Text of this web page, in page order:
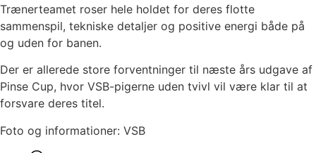
Trænerteamet roser hele holdet for deres flotte
sammenspil, tekniske detaljer og positive energi både på
og uden for banen.
Der er allerede store forventninger til næste års udgave af
Pinse Cup, hvor VSB-pigerne uden tvivl vil være klar til at
forsvare deres titel.
Foto og informationer: VSB